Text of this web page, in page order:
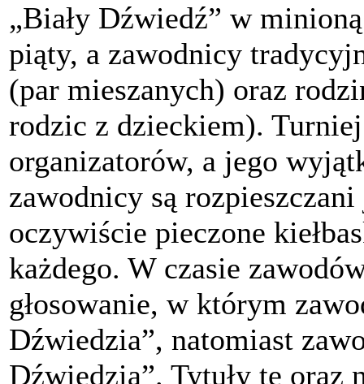
„Biały Dźwiedź” w
piąty, a zawodnicy
(par mieszanych) oraz
rodzic z dzieckiem).
organizatorów, a jego
zawodnicy są
oczywiście pieczone
każdego. W czasie
głosowanie, w którym
Dźwiedzia”, natomiast
Dźwiedzia”. Tytuły te oraz